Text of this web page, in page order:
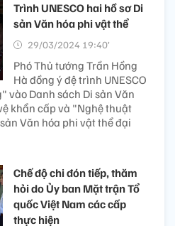
Trình UNESCO hai hồ sơ Di
sản Văn hóa phi vật thể
29/03/2024 19:40’
Phó Thủ tướng Trần Hồng
Hà đồng ý đệ trình UNESCO
vào Danh sách Di sản Văn
khẩn cấp và "Nghệ thuật
Văn hóa phi vật thể đại
Chế độ chi đón tiếp, thăm
hỏi do Ủy ban Mặt trận Tổ
quốc Việt Nam các cấp
thực hiện